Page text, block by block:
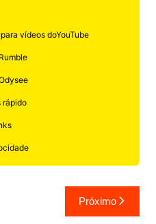
vídeos doYouTube
rápido
Próximo